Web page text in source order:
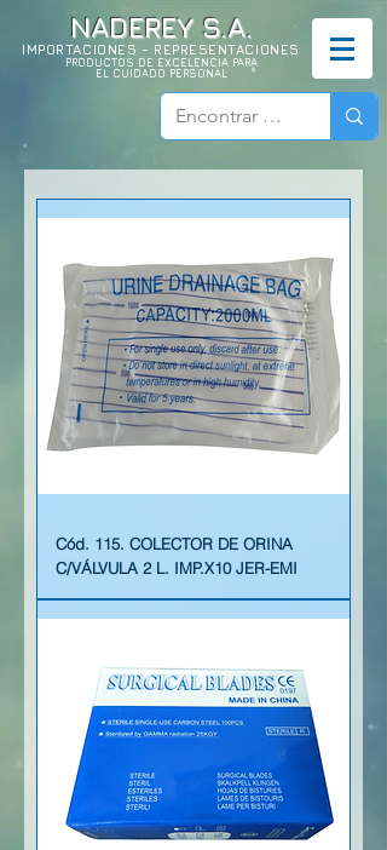
NADEREY S.A.
IMPORTACIONES - REPRESENTACIONES
PRODUCTOS DE EXCELENCIA PARA
EL CUIDADO PERSONAL
Cód. 115. COLECTOR DE ORINA
C/VÁLVULA 2 L. IMP.X10 JER-EMI